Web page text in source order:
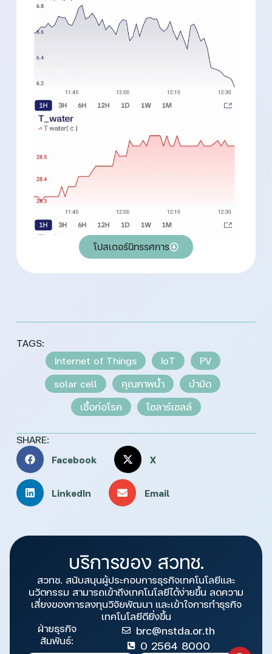
โปสเตอร์นิทรรศการ
TAGS:
Internet of Things
IoT
PV
solar cell
คุณภาพน้ำ
บำบัด
เชื้อก่อโรค
โซลาร์เซลล์
SHARE:
Facebook X
LinkedIn Email
บริการของ สวทช.
สวทช. สนับสนุนผู้ประกอบการธุรกิจเทคโนโลยีและ
นวัตกรรม สามารถเข้าถึงเทคโนโลยีได้ง่ายขึ้น ลดความ
เสี่ยงของการลงทุนวิจัยพัฒนา และเข้าใจการทำธุรกิจ
เทคโนโลยีดียิ่งขึ้น
ฝ่ายธุรกิจ
สัมพันธ์:
brc@nstda.or.th
0 2564 8000